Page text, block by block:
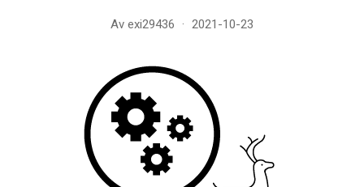
Av exi29436 2021-10-23